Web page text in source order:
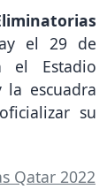
el 29 de
el Estadio
escuadra
su
Qatar 2022